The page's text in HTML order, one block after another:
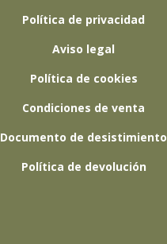
Política de privacidad
Aviso legal
Política de cookies
Condiciones de venta
Documento de desistimiento
Política de devolución